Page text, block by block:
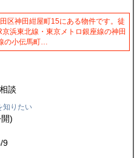
区神田紺屋町15にある物件です。徒
浜東北線・東京メトロ銀座線の神田
の小伝馬町…
相談
知りたい
)
9